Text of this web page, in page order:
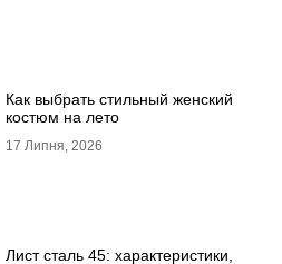
Как выбрать стильный женский
костюм на лето
17 Липня, 2026
Лист сталь 45: характеристики,